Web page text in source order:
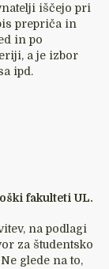
iščejo pri
prepriča in
in po
a je izbor
ipd.
fakulteti UL.
na podlagi
za študentsko
glede na to,